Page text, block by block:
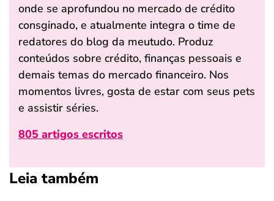
onde se aprofundou no mercado de crédito
consginado, e atualmente integra o time de
redatores do blog da meutudo. Produz
conteúdos sobre crédito, finanças pessoais e
demais temas do mercado financeiro. Nos
momentos livres, gosta de estar com seus pets
e assistir séries.
805 artigos escritos
Leia também